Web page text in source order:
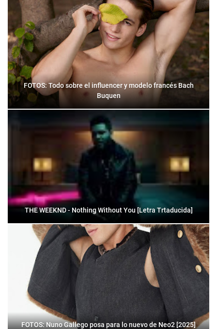
FOTOS: Todo sobre el influencer y modelo francés Bach
Buquen
THE WEEKND - Nothing Without You [Letra Trtaducida]
FOTOS: Nuno Gallego posa para lo nuevo de Neo2 [2025]